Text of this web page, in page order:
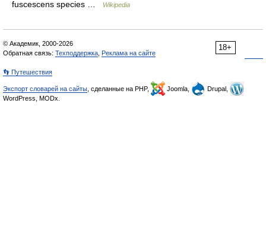
fuscescens species …
Wikipedia
18+
© Академик, 2000-2026
Обратная связь: Техподдержка Реклама на сайте
👣 Путешествия
Экспорт словарей на сайты , сделанные на PHP, Joomla,
Drupal,
WordPress, MODx.